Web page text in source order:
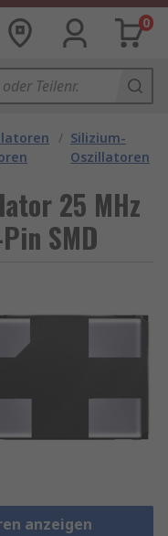
0
/ Silizium-
Oszillatoren
25 MHz
SMD
anzeigen